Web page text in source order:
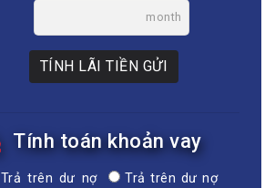
month
TÍNH LÃI TIỀN GỬI
Tính toán khoản vay
Trả trên dư nợ
Trả trên dư nợ